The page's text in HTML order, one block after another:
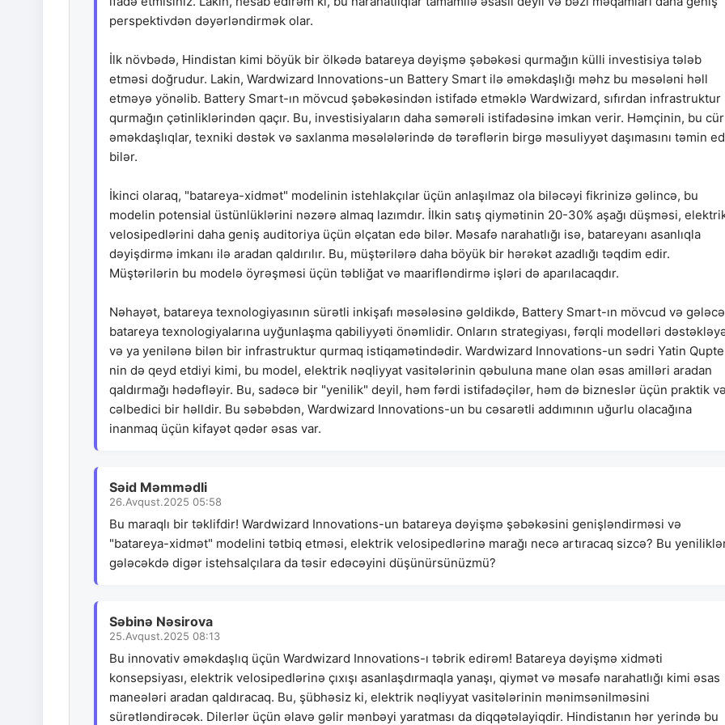
perspektivdən dəyərləndirmək olar.
İlk növbədə, Hindistan kimi böyük bir ölkədə batareya dəyişmə şəbəkəsi qurmağın külli investisiya tələb
etməsi doğrudur. Lakin, Wardwizard Innovations-un Battery Smart ilə əməkdaşlığı məhz bu məsələni həll
etməyə yönəlib. Battery Smart-ın mövcud şəbəkəsindən istifadə etməklə Wardwizard, sıfırdan infrastruktur
qurmağın çətinliklərindən qaçır. Bu, investisiyaların daha səmərəli istifadəsinə imkan verir. Həmçinin, bu cür
əməkdaşlıqlar, texniki dəstək və saxlanma məsələlərində də tərəflərin birgə məsuliyyət daşımasını təmin
bilər.
İkinci olaraq, "batareya-xidmət" modelinin istehlakçılar üçün anlaşılmaz ola biləcəyi fikrinizə gəlincə, bu
modelin potensial üstünlüklərini nəzərə almaq lazımdır. İlkin satış qiymətinin 20-30% aşağı düşməsi,
velosipedlərini daha geniş auditoriya üçün əlçatan edə bilər. Məsafə narahatlığı isə, batareyanı asanlıqla
dəyişdirmə imkanı ilə aradan qaldırılır. Bu, müştərilərə daha böyük bir hərəkət azadlığı təqdim edir.
Müştərilərin bu modelə öyrəşməsi üçün təbliğat və maarifləndirmə işləri də aparılacaqdır.
Nəhayət, batareya texnologiyasının sürətli inkişafı məsələsinə gəldikdə, Battery Smart-ın mövcud və
batareya texnologiyalarına uyğunlaşma qabiliyyəti önəmlidir. Onların strategiyası, fərqli modelləri
və ya yenilənə bilən bir infrastruktur qurmaq istiqamətindədir. Wardwizard Innovations-un sədri Yatin
nin də qeyd etdiyi kimi, bu model, elektrik nəqliyyat vasitələrinin qəbuluna mane olan əsas amilləri aradan
qaldırmağı hədəfləyir. Bu, sadəcə bir "yenilik" deyil, həm fərdi istifadəçilər, həm də bizneslər üçün praktik və
cəlbedici bir həlldir. Bu səbəbdən, Wardwizard Innovations-un bu cəsarətli addımının uğurlu olacağına
inanmaq üçün kifayət qədər əsas var.
Səid Məmmədli
26.Avqust.2025 05:58
Bu maraqlı bir təklifdir! Wardwizard Innovations-un batareya dəyişmə şəbəkəsini genişləndirməsi və
"batareya-xidmət" modelini tətbiq etməsi, elektrik velosipedlərinə marağı necə artıracaq sizcə? Bu
gələcəkdə digər istehsalçılara da təsir edəcəyini düşünürsünüzmü?
Səbinə Nəsirova
25.Avqust.2025 08:13
Bu innovativ əməkdaşlıq üçün Wardwizard Innovations-ı təbrik edirəm! Batareya dəyişmə xidməti
konsepsiyası, elektrik velosipedlərinə çıxışı asanlaşdırmaqla yanaşı, qiymət və məsafə narahatlığı kimi əsas
maneələri aradan qaldıracaq. Bu, şübhəsiz ki, elektrik nəqliyyat vasitələrinin mənimsənilməsini
sürətləndirəcək. Dilerlər üçün əlavə gəlir mənbəyi yaratması da diqqətəlayiqdir. Hindistanın hər yerində bu